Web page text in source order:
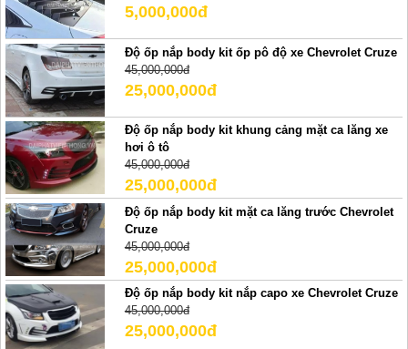
5,000,000đ
Độ ốp nắp body kit ốp pô độ xe Chevrolet Cruze
45,000,000đ
25,000,000đ
Độ ốp nắp body kit khung cảng mặt ca lăng xe
hơi ô tô
45,000,000đ
25,000,000đ
Độ ốp nắp body kit mặt ca lăng trước Chevrolet
Cruze
45,000,000đ
25,000,000đ
Độ ốp nắp body kit nắp capo xe Chevrolet Cruze
45,000,000đ
25,000,000đ